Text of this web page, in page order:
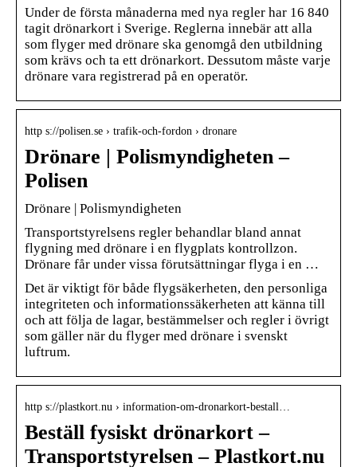
Under de första månaderna med nya regler har 16 840
tagit drönarkort i Sverige. Reglerna innebär att alla
som flyger med drönare ska genomgå den utbildning
som krävs och ta ett drönarkort. Dessutom måste varje
drönare vara registrerad på en operatör.
http s://polisen.se › trafik-och-fordon › dronare
Drönare | Polismyndigheten –
Polisen
Drönare | Polismyndigheten
Transportstyrelsens regler behandlar bland annat
flygning med drönare i en flygplats kontrollzon.
Drönare får under vissa förutsättningar flyga i en …
Det är viktigt för både flygsäkerheten, den personliga
integriteten och informationssäkerheten att känna till
och att följa de lagar, bestämmelser och regler i övrigt
som gäller när du flyger med drönare i svenskt
luftrum.
http s://plastkort.nu › information-om-dronarkort-bestall…
Beställ fysiskt drönarkort –
Transportstyrelsen – Plastkort.nu